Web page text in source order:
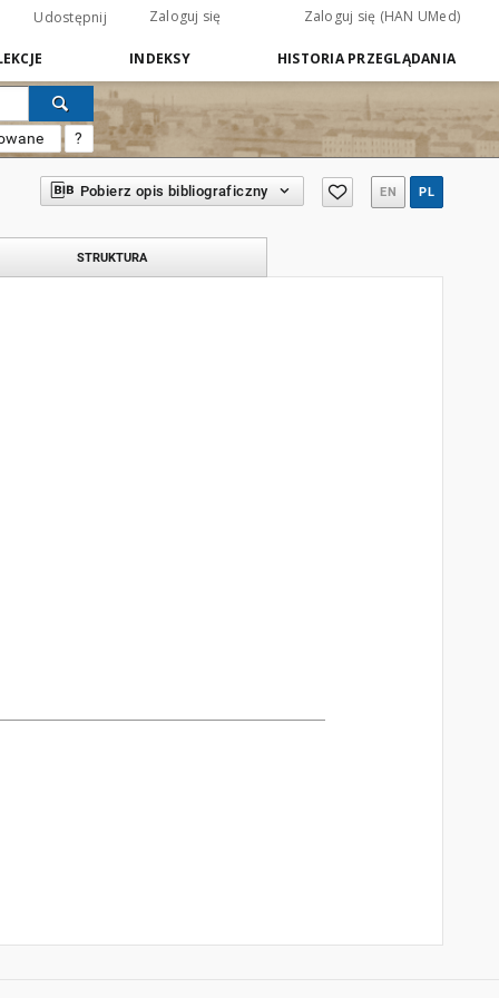
Udostępnij Zaloguj się Zaloguj się (HAN UMed)
INDEKSY HISTORIA PRZEGLĄDANIA
?
Pobierz opis bibliograficzny EN PL
STRUKTURA